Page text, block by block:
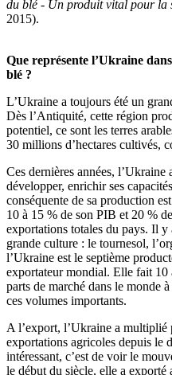
du blé - Un produit vital pour la
2015).
Que représente l’Ukraine
blé ?
L’Ukraine a toujours été un
Dès l’Antiquité, cette région
potentiel, ce sont les terres
30 millions d’hectares cultivés,
Ces dernières années,
développer, enrichir ses
conséquente de sa production
10 à 15 % de son PIB et 20 %
exportations totales du pays. Il
grande culture : le tournesol,
l’Ukraine est le septième
exportateur mondial. Elle fait 10
parts de marché dans le monde
ces volumes importants.
A l’export, l’Ukraine a multiplié
exportations agricoles depuis le
intéressant, c’est de voir le
le début du siècle, elle a exporté